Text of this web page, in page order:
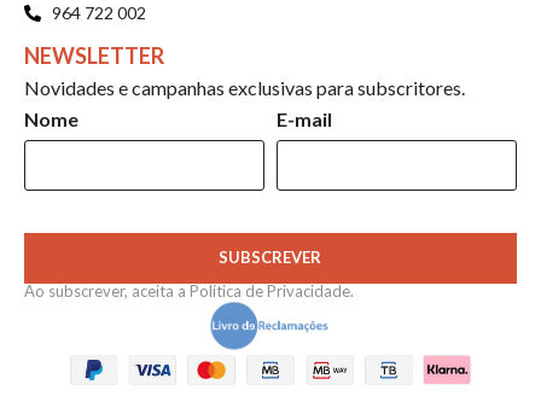
964 722 002
NEWSLETTER
Novidades e campanhas exclusivas para subscritores.
Nome
E-mail
SUBSCREVER
Ao subscrever, aceita a Política de Privacidade.